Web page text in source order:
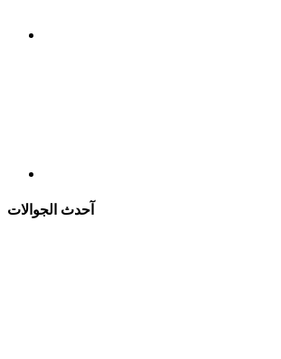
آحدث الجوالات